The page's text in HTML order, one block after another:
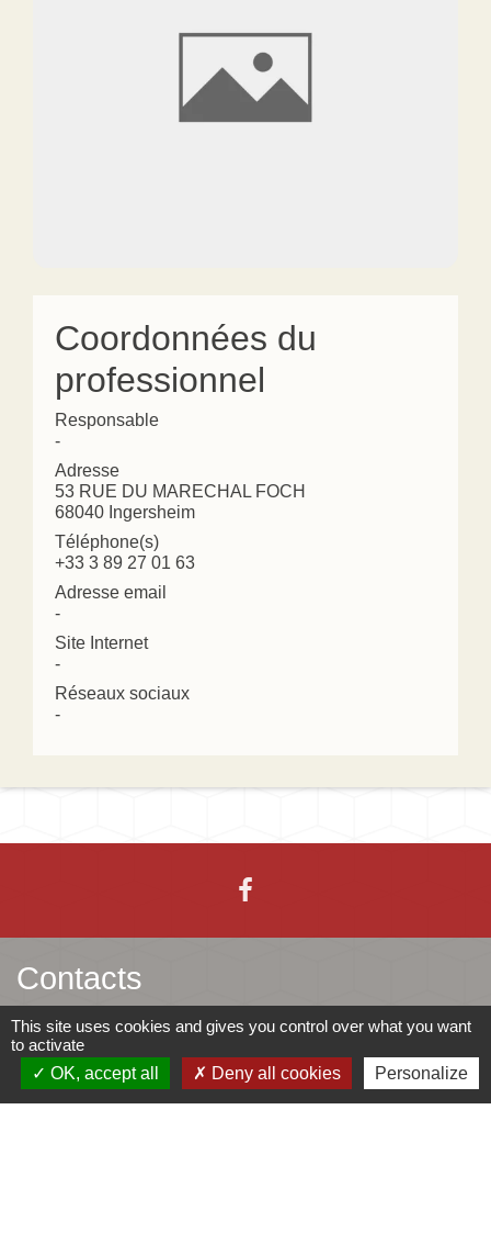
Coordonnées du
professionnel
Responsable
-
Adresse
53 RUE DU MARECHAL FOCH
68040 Ingersheim
Téléphone(s)
+33 3 89 27 01 63
Adresse email
-
Site Internet
-
Réseaux sociaux
-
Contacts
Mairie d'Ingersheim
42 rue de la République
68040 Ingersheim - FRANCE
This site uses cookies and gives you control over what you want
to activate
OK, accept all
Deny all cookies Personalize